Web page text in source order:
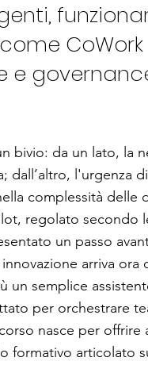
e
bivio: da un lato, la
dall’altro, l'urgenza
complessità delle
regolato secondo
un passo
arriva ora
semplice
per orchestrare
nasce per offrire
formativo articolato